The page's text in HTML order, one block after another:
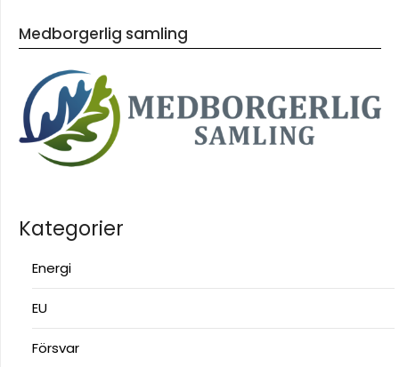
Medborgerlig samling
Kategorier
Energi
EU
Försvar